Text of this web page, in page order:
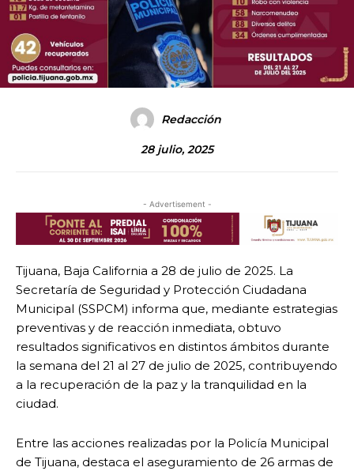
Redacción
28 julio, 2025
- Advertisement -
Tijuana, Baja California a 28 de julio de 2025. La
Secretaría de Seguridad y Protección Ciudadana
Municipal (SSPCM) informa que, mediante estrategias
preventivas y de reacción inmediata, obtuvo
resultados significativos en distintos ámbitos durante
la semana del 21 al 27 de julio de 2025, contribuyendo
a la recuperación de la paz y la tranquilidad en la
ciudad.
Entre las acciones realizadas por la Policía Municipal
de Tijuana, destaca el aseguramiento de 26 armas de